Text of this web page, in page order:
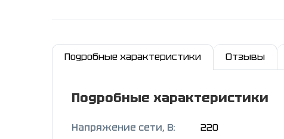
Подробные характеристики Отзывы
Подробные характеристики
Напряжение сети, В:
220